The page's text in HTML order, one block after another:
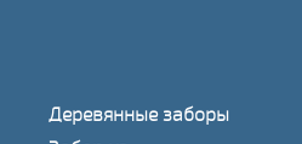
Деревянные заборы